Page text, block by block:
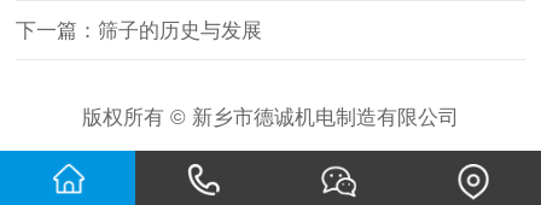
下一篇：筛子的历史与发展
版权所有 © 新乡市德诚机电制造有限公司